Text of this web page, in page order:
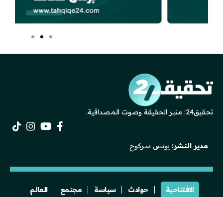
تحقيق24: منبر الحقيقة وصوت المصداقية.
مدير النشر: يونس سركوح
الافتتاحية حوادث سياسة مجتمع العالم